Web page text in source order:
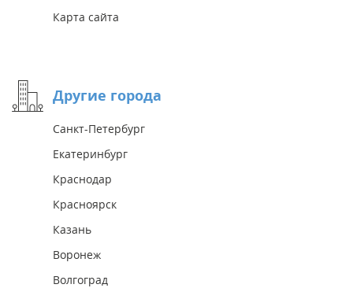
Карта сайта
Другие города
Санкт-Петербург
Екатеринбург
Краснодар
Красноярск
Казань
Воронеж
Волгоград